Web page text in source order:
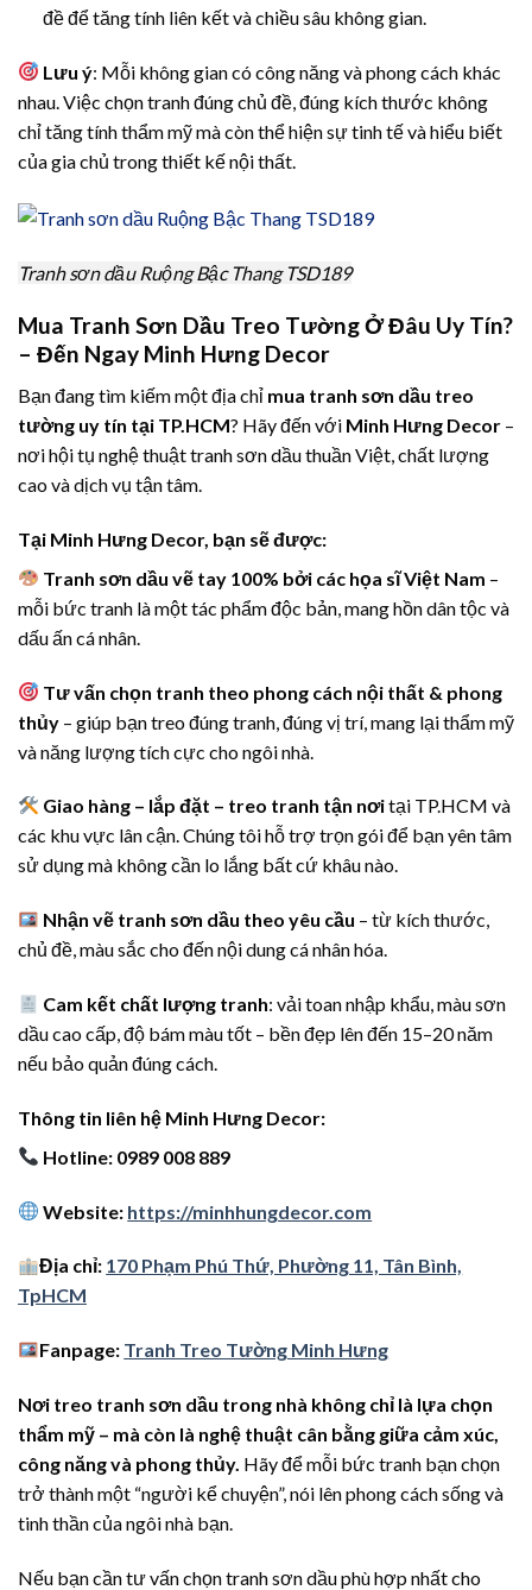
đề để tăng tính liên kết và chiều sâu không gian.
Lưu ý: Mỗi không gian có công năng và phong cách khác
nhau. Việc chọn tranh đúng chủ đề, đúng kích thước không
chỉ tăng tính thẩm mỹ mà còn thể hiện sự tinh tế và hiểu biết
của gia chủ trong thiết kế nội thất.
Tranh sơn dầu Ruộng Bậc Thang TSD189
Mua Tranh Sơn Dầu Treo Tường Ở Đâu Uy Tín?
– Đến Ngay Minh Hưng Decor
Bạn đang tìm kiếm một địa chỉ mua tranh sơn dầu treo
tường uy tín tại TP.HCM? Hãy đến với Minh Hưng Decor –
nơi hội tụ nghệ thuật tranh sơn dầu thuần Việt, chất lượng
cao và dịch vụ tận tâm.
Tại Minh Hưng Decor, bạn sẽ được:
Tranh sơn dầu vẽ tay 100% bởi các họa sĩ Việt Nam –
mỗi bức tranh là một tác phẩm độc bản, mang hồn dân tộc và
dấu ấn cá nhân.
Tư vấn chọn tranh theo phong cách nội thất & phong
thủy – giúp bạn treo đúng tranh, đúng vị trí, mang lại thẩm mỹ
và năng lượng tích cực cho ngôi nhà.
Giao hàng – lắp đặt – treo tranh tận nơitại TP.HCM và
các khu vực lân cận. Chúng tôi hỗ trợ trọn gói để bạn yên tâm
sử dụng mà không cần lo lắng bất cứ khâu nào.
Nhận vẽ tranh sơn dầu theo yêu cầu – từ kích thước,
chủ đề, màu sắc cho đến nội dung cá nhân hóa.
Cam kết chất lượng tranh: vải toan nhập khẩu, màu sơn
dầu cao cấp, độ bám màu tốt – bền đẹp lên đến 15–20 năm
nếu bảo quản đúng cách.
Thông tin liên hệ Minh Hưng Decor:
Hotline: 0989 008 889
Website: https://minhhungdecor.com
Địa chỉ: 170 Phạm Phú Thứ, Phường 11, Tân Bình,
TpHCM
Fanpage: Tranh Treo Tường Minh Hưng
Nơi treo tranh sơn dầu trong nhà không chỉ là lựa chọn
thẩm mỹ – mà còn là nghệ thuật cân bằng giữa cảm xúc,
công năng và phong thủy. Hãy để mỗi bức tranh bạn chọn
trở thành một “người kể chuyện”, nói lên phong cách sống và
tinh thần của ngôi nhà bạn.
Nếu bạn cần tư vấn chọn tranh sơn dầu phù hợp nhất cho